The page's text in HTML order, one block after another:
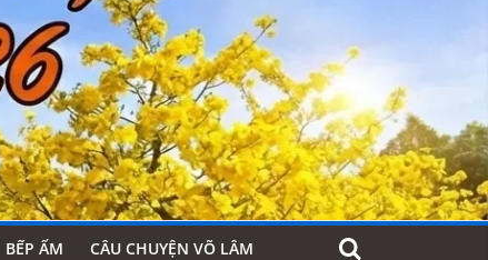
BẾP ẤM CÂU CHUYỆN VÕ LÂM